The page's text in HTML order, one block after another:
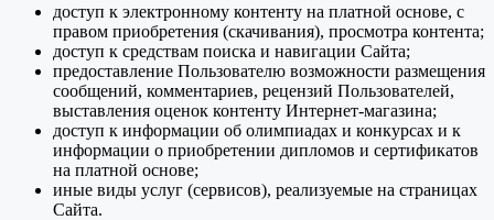
доступ к электронному контенту на платной основе, с
правом приобретения (скачивания), просмотра контента;
доступ к средствам поиска и навигации Сайта;
предоставление Пользователю возможности размещения
сообщений, комментариев, рецензий Пользователей,
выставления оценок контенту Интернет-магазина;
доступ к информации об олимпиадах и конкурсах и к
информации о приобретении дипломов и сертификатов
на платной основе;
иные виды услуг (сервисов), реализуемые на страницах
Сайта.